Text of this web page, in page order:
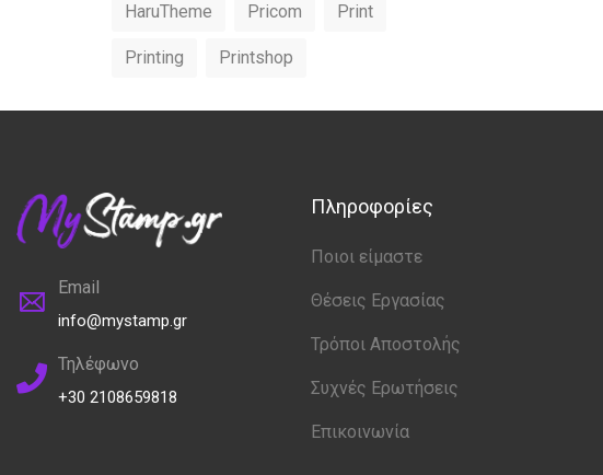
HaruTheme Pricom Print
Printing Printshop
Email
info@mystamp.gr
Τηλέφωνο
+30 2108659818
Πληροφορίες
Ποιοι είμαστε
Θέσεις Εργασίας
Τρόποι Αποστολής
Συχνές Ερωτήσεις
Επικοινωνία